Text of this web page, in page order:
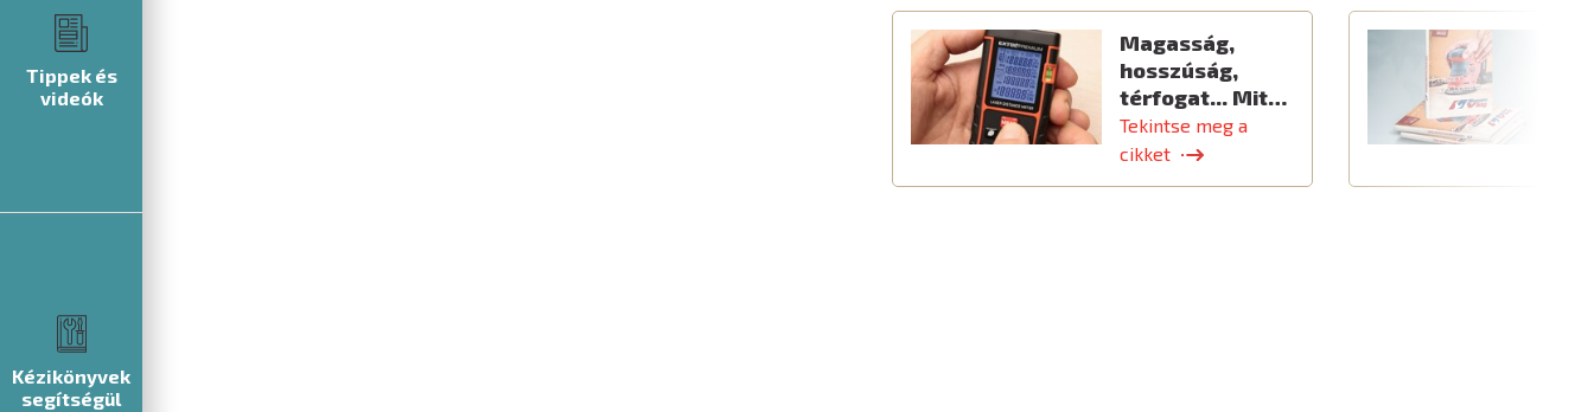
Tippek és
videók
Kézikönyvek
segítségül
Magasság,
hosszúság,
térfogat... Mit…
Tekintse meg a
cikket